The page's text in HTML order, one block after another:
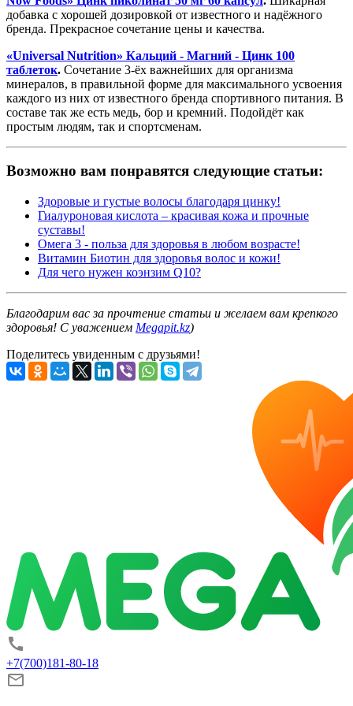
добавка с хорошей дозировкой от известного и надёжного
бренда. Прекрасное сочетание цены и качества.
«Universal Nutrition» Кальций - Магний - Цинк 100
таблеток. Сочетание 3-ёх важнейших для организма
минералов, в правильной форме для максимального усвоения
каждого из них от известного бренда спортивного питания. В
составе так же есть медь, бор и кремний. Подойдёт как
простым людям, так и спортсменам.
Возможно вам понравятся следующие статьи:
Здоровые и густые волосы благодаря цинку!
Гиалуроновая кислота – красивая кожа и прочные
суставы!
Омега 3 - польза для здоровья в любом возрасте!
Витамин Биотин для здоровья волос и кожи!
Для чего нужен коэнзим Q10?
Благодарим вас за прочтение статьи и желаем вам крепкого
здоровья! С уважением Megapit.kz)
Поделитесь увиденным с друзьями!
+7(700)181-80-18